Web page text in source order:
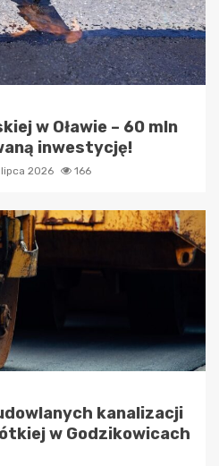
w Oławie – 60 mln
inwestycję!
lipca 2026 166
kanalizacji
w Godzikowicach